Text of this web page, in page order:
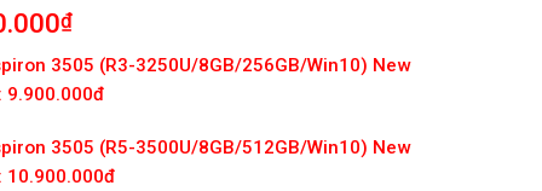
₫
3505 (R3-3250U/8GB/256GB/Win10) New
9.900.000đ
3505 (R5-3500U/8GB/512GB/Win10) New
10.900.000đ